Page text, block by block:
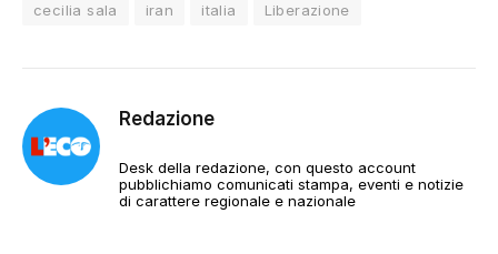
cecilia sala iran italia Liberazione
Redazione
Desk della redazione, con questo account
pubblichiamo comunicati stampa, eventi e notizie
di carattere regionale e nazionale